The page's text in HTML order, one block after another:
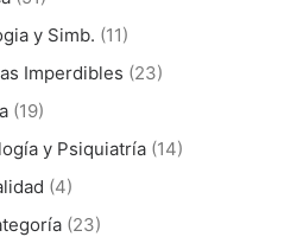
y Simb. (11)
Imperdibles (23)
(19)
y Psiquiatría (14)
(4)
(23)